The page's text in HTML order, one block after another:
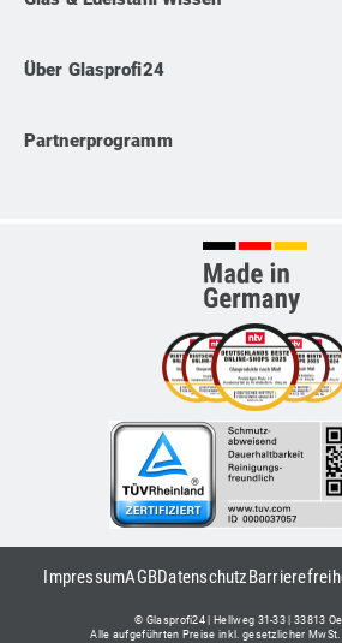
Über Glasprofi24
Partnerprogramm
ImpressumAGBDatenschutz
© Glasprofi24 | Hellweg 31-33 | 33813
Alle aufgeführten Preise inkl. gesetzlicher